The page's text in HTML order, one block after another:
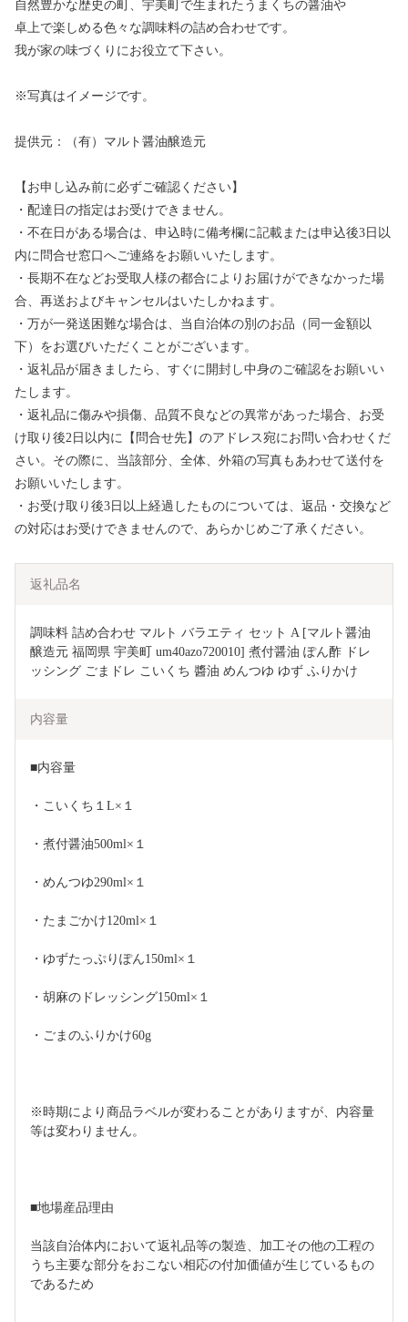
自然豊かな歴史の町、宇美町で生まれたうまくちの醤油や
卓上で楽しめる色々な調味料の詰め合わせです。
我が家の味づくりにお役立て下さい。
※写真はイメージです。
提供元：（有）マルト醤油醸造元
【お申し込み前に必ずご確認ください】
・配達日の指定はお受けできません。
・不在日がある場合は、申込時に備考欄に記載または申込後3日以
内に問合せ窓口へご連絡をお願いいたします。
・長期不在などお受取人様の都合によりお届けができなかった場
合、再送およびキャンセルはいたしかねます。
・万が一発送困難な場合は、当自治体の別のお品（同一金額以
下）をお選びいただくことがございます。
・返礼品が届きましたら、すぐに開封し中身のご確認をお願いい
たします。
・返礼品に傷みや損傷、品質不良などの異常があった場合、お受
け取り後2日以内に【問合せ先】のアドレス宛にお問い合わせくだ
さい。その際に、当該部分、全体、外箱の写真もあわせて送付を
お願いいたします。
・お受け取り後3日以上経過したものについては、返品・交換など
の対応はお受けできませんので、あらかじめご了承ください。
返礼品名
調味料 詰め合わせ マルト バラエティ セット A [マルト醤油
醸造元 福岡県 宇美町 um40azo720010] 煮付醤油 ぽん酢 ドレ
ッシング ごまドレ こいくち 醬油 めんつゆ ゆず ふりかけ
内容量
■内容量
・こいくち１L×１
・煮付醤油500ml×１
・めんつゆ290ml×１
・たまごかけ120ml×１
・ゆずたっぷりぽん150ml×１
・胡麻のドレッシング150ml×１
・ごまのふりかけ60g
※時期により商品ラベルが変わることがありますが、内容量
等は変わりません。
■地場産品理由
当該自治体内において返礼品等の製造、加工その他の工程の
うち主要な部分をおこない相応の付加価値が生じているもの
であるため